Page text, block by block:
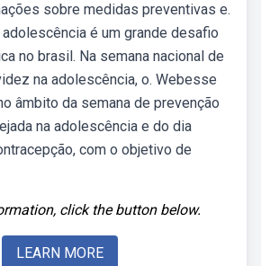
sobre medidas preventivas e.
é um grande desafio
no brasil. Na semana nacional de
na adolescência, o. Webesse
âmbito da semana de prevenção
na adolescência e do dia
com o objetivo de
click the button below.
LEARN MORE